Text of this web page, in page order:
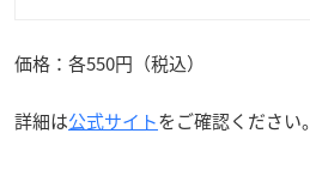
価格：各550円（税込）
詳細は公式サイトをご確認ください。